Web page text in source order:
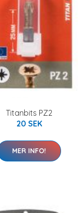
Titanbits PZ2
20 SEK
MER INFO!